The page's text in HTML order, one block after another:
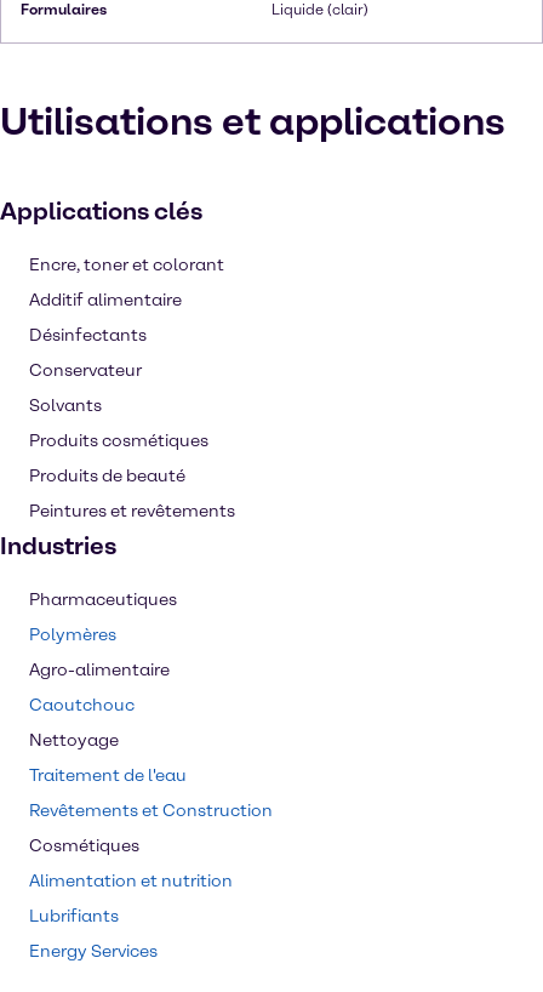
Formulaires Liquide (clair)
Utilisations et applications
Applications clés
Encre, toner et colorant
Additif alimentaire
Désinfectants
Conservateur
Solvants
Produits cosmétiques
Produits de beauté
Peintures et revêtements
Industries
Pharmaceutiques
Polymères
Agro-alimentaire
Caoutchouc
Nettoyage
Traitement de l'eau
Revêtements et Construction
Cosmétiques
Alimentation et nutrition
Lubrifiants
Energy Services